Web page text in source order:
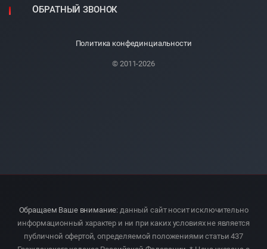
ОБРАТНЫЙ ЗВОНОК
Политика конфединциальности
© 2011-2026
Обращаем Ваше внимание:данный сайт носит исключительно
информационный характер и ни при каких условиях не является
публичной офертой, определяемой положениями статьи 437